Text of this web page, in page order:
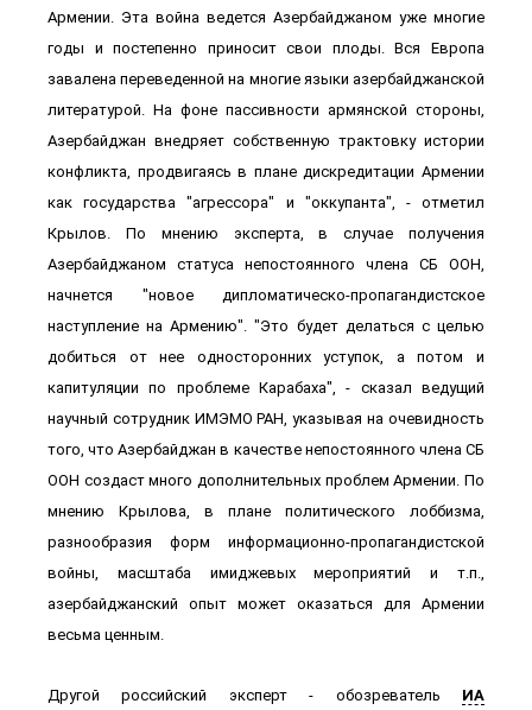
Армении. Эта война ведется Азербайджаном уже многие
годы и постепенно приносит свои плоды. Вся Европа
завалена переведенной на многие языки азербайджанской
литературой. На фоне пассивности армянской стороны,
Азербайджан внедряет собственную трактовку истории
конфликта, продвигаясь в плане дискредитации Армении
как государства "агрессора" и "оккупанта", - отметил
Крылов. По мнению эксперта, в случае получения
Азербайджаном статуса непостоянного члена СБ ООН,
начнется "новое дипломатическо-пропагандистское
наступление на Армению". "Это будет делаться с целью
добиться от нее односторонних уступок, а потом и
капитуляции по проблеме Карабаха", - сказал ведущий
научный сотрудник ИМЭМО РАН, указывая на очевидность
того, что Азербайджан в качестве непостоянного члена СБ
ООН создаст много дополнительных проблем Армении. По
мнению Крылова, в плане политического лоббизма,
разнообразия форм информационно-пропагандистской
войны, масштаба имиджевых мероприятий и т.п.,
азербайджанский опыт может оказаться для Армении
весьма ценным.
Другой российский эксперт - обозреватель ИА